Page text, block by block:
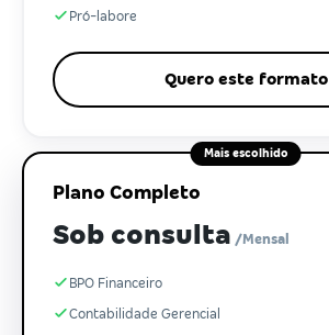
Pró-labore
Quero este formato
Mais escolhido
Plano Completo
Sob consulta /Mensal
BPO Financeiro
Contabilidade Gerencial